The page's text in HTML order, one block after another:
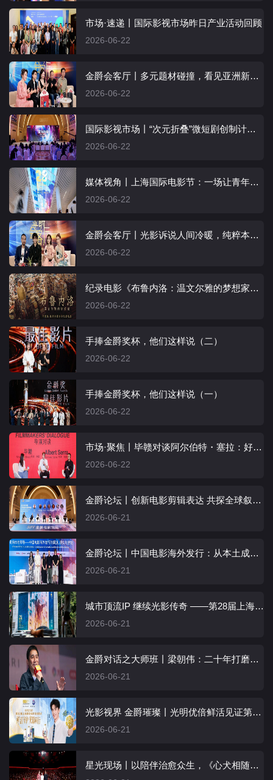
市场·速递丨国际影视市场昨日产业活动回顾
2026-06-22
金爵会客厅丨多元题材碰撞，看见亚洲新锐影人力量
2026-06-22
国际影视市场丨“次元折叠”微短剧创制计划圆满落幕，明年再见！
2026-06-22
媒体视角丨上海国际电影节：一场让青年电影人“做梦”的盛会
2026-06-22
金爵会客厅丨光影诉说人间冷暖，纯粹本心成就实力佳作
2026-06-22
纪录电影《布鲁内洛：温文尔雅的梦想家》于上海国际电影节举办特别放映会
2026-06-22
手捧金爵奖杯，他们这样说（二）
2026-06-22
手捧金爵奖杯，他们这样说（一）
2026-06-22
市场·聚焦丨毕赣对谈阿尔伯特・塞拉：好电影的奥妙在“画框之外”
2026-06-22
金爵论坛丨创新电影剪辑表达 共探全球叙事新路径
2026-06-21
金爵论坛丨中国电影海外发行：从本土成功到全球思维
2026-06-21
城市顶流IP 继续光影传奇 ——第28届上海国际电影节闭幕综述
2026-06-21
金爵对话之大师班丨梁朝伟：二十年打磨基本功，我不是那种大开大合的演员
2026-06-21
光影视界 金爵璀璨丨光明优倍鲜活见证第28届上海国际电影节圆满收官
2026-06-21
星光现场丨以陪伴治愈众生，《心犬相随》诠释生命的温柔力量